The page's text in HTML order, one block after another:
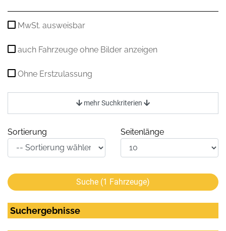
MwSt. ausweisbar
auch Fahrzeuge ohne Bilder anzeigen
Ohne Erstzulassung
mehr Suchkriterien
Sortierung Seitenlänge
Suche (1 Fahrzeuge)
Suchergebnisse